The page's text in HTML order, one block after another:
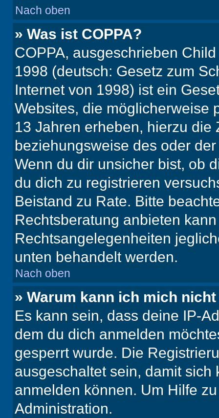
Nach oben
» Was ist COPPA?
COPPA, ausgeschrieben
1998 (deutsch: Gesetz zum
Internet von 1998) ist ein
Websites, die möglicherweise
13 Jahren erheben, hierzu die
beziehungsweise des oder
Wenn du dir unsicher bist, ob
du dich zu registrieren
Beistand zu Rate. Bitte
Rechtsberatung anbieten
Rechtsangelegenheiten
unten behandelt werden.
Nach oben
» Warum kann ich mich
Es kann sein, dass deine IP-
dem du dich anmelden
gesperrt wurde. Die
ausgeschaltet sein, damit
anmelden können. Um Hilfe
Administration.